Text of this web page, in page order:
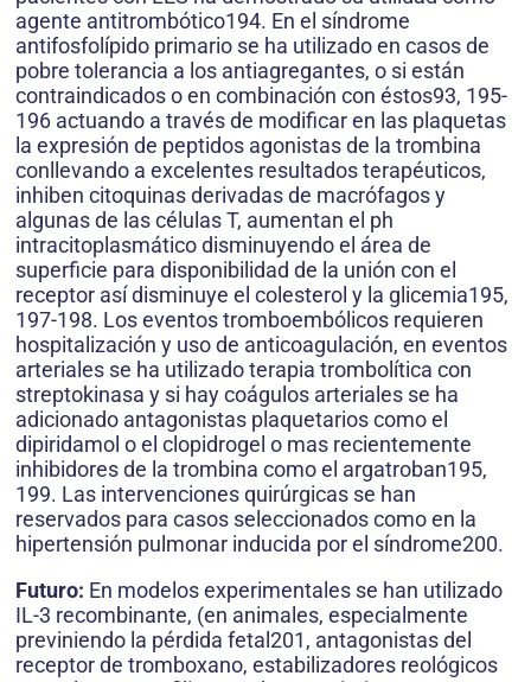
agente antitrombótico194. En el síndrome
antifosfolípido primario se ha utilizado en casos de
pobre tolerancia a los antiagregantes, o si están
contraindicados o en combinación con éstos93, 195-
196 actuando a través de modificar en las plaquetas
la expresión de peptidos agonistas de la trombina
conllevando a excelentes resultados terapéuticos,
inhiben citoquinas derivadas de macrófagos y
algunas de las células T, aumentan el ph
intracitoplasmático disminuyendo el área de
superficie para disponibilidad de la unión con el
receptor así disminuye el colesterol y la glicemia195,
197-198. Los eventos tromboembólicos requieren
hospitalización y uso de anticoagulación, en eventos
arteriales se ha utilizado terapia trombolítica con
streptokinasa y si hay coágulos arteriales se ha
adicionado antagonistas plaquetarios como el
dipiridamol o el clopidrogel o mas recientemente
inhibidores de la trombina como el argatroban195,
199. Las intervenciones quirúrgicas se han
reservados para casos seleccionados como en la
hipertensión pulmonar inducida por el síndrome200.
Futuro: En modelos experimentales se han utilizado
IL-3 recombinante, (en animales, especialmente
previniendo la pérdida fetal201, antagonistas del
receptor de tromboxano, estabilizadores reológicos